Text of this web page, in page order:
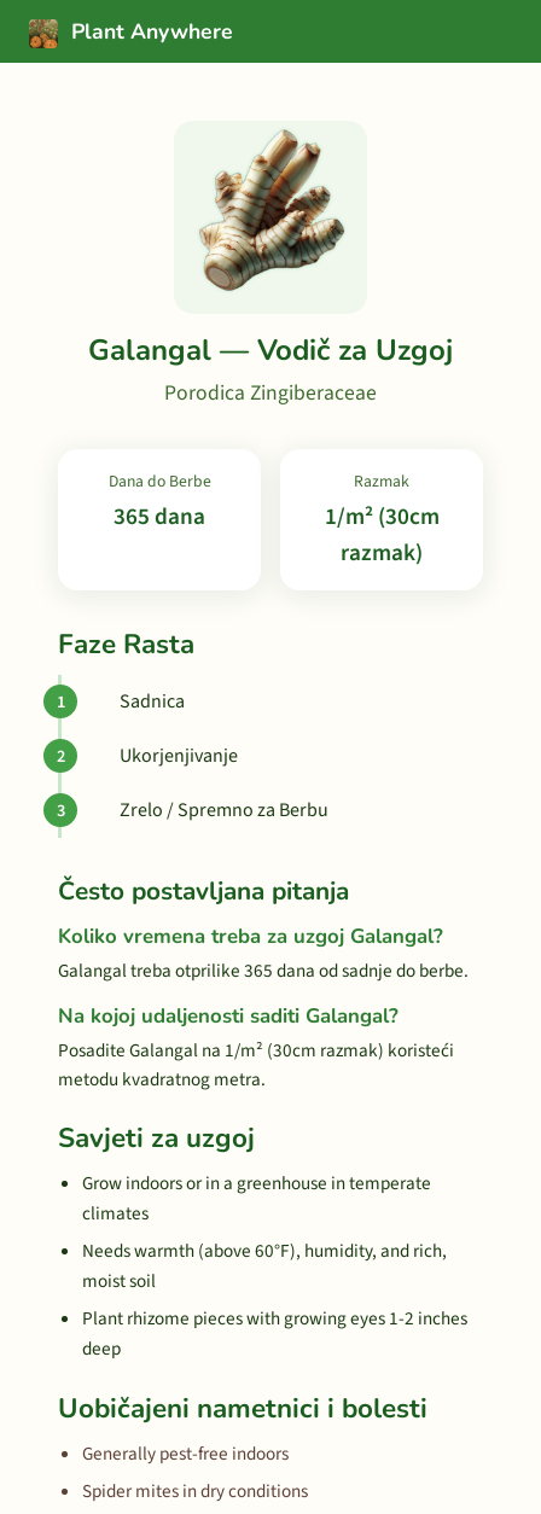
Plant Anywhere
Galangal — Vodič za Uzgoj
Porodica Zingiberaceae
Dana do Berbe
365 dana
Razmak
1/m² (30cm
razmak)
Faze Rasta
Sadnica
Ukorjenjivanje
Zrelo / Spremno za Berbu
Često postavljana pitanja
Koliko vremena treba za uzgoj Galangal?
Galangal treba otprilike 365 dana od sadnje do berbe.
Na kojoj udaljenosti saditi Galangal?
Posadite Galangal na 1/m² (30cm razmak) koristeći
metodu kvadratnog metra.
Savjeti za uzgoj
Grow indoors or in a greenhouse in temperate
climates
Needs warmth (above 60°F), humidity, and rich,
moist soil
Plant rhizome pieces with growing eyes 1-2 inches
deep
Uobičajeni nametnici i bolesti
Generally pest-free indoors
Spider mites in dry conditions